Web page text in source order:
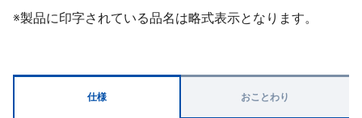
※製品に印字されている品名は略式表示となります。
仕様 おことわり